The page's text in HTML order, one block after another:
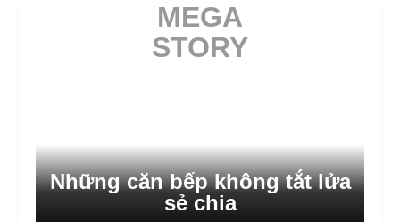
MEGA
STORY
Bước nhảy số ở thôn bản